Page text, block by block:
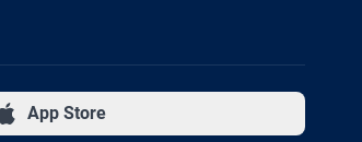
App Store